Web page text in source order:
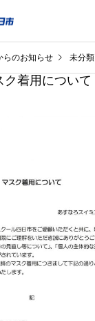
らのお知らせ 未分類
ク着用について